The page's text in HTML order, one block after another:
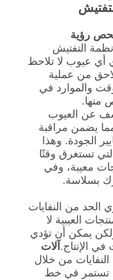
رؤية
التفتيش
أي عيوب لا تلاحظ
من عملية
والموارد في
منها.
عن العيوب
يضمن مراقبة
الجودة. وهذا
تستغرق وقتًا
معيبة، وفي
بسلاسة.
الحد من النفايات
العيبية لا
يمكن أن تؤدي
في الإنتاج. آلات
من خلال
تستمر في خط